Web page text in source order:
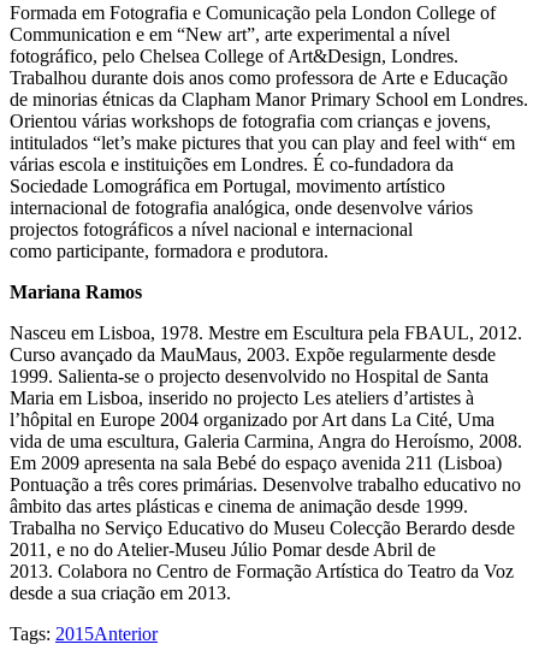
Formada em Fotografia e Comunicação pela London College of
Communication e em “New art”, arte experimental a nível
fotográfico, pelo Chelsea College of Art&Design, Londres.
Trabalhou durante dois anos como professora de Arte e Educação
de minorias étnicas da Clapham Manor Primary School em Londres.
Orientou várias workshops de fotografia com crianças e jovens,
intitulados “let’s make pictures that you can play and feel with“ em
várias escola e instituições em Londres. É co-fundadora da
Sociedade Lomográfica em Portugal, movimento artístico
internacional de fotografia analógica, onde desenvolve vários
projectos fotográficos a nível nacional e internacional
como participante, formadora e produtora.
Mariana Ramos
Nasceu em Lisboa, 1978. Mestre em Escultura pela FBAUL, 2012.
Curso avançado da MauMaus, 2003. Expõe regularmente desde
1999. Salienta-se o projecto desenvolvido no Hospital de Santa
Maria em Lisboa, inserido no projecto Les ateliers d’artistes à
l’hôpital en Europe 2004 organizado por Art dans La Cité, Uma
vida de uma escultura, Galeria Carmina, Angra do Heroísmo, 2008.
Em 2009 apresenta na sala Bebé do espaço avenida 211 (Lisboa)
Pontuação a três cores primárias. Desenvolve trabalho educativo no
âmbito das artes plásticas e cinema de animação desde 1999.
Trabalha no Serviço Educativo do Museu Colecção Berardo desde
2011, e no do Atelier-Museu Júlio Pomar desde Abril de
2013. Colabora no Centro de Formação Artística do Teatro da Voz
desde a sua criação em 2013.
Tags: 2015Anterior